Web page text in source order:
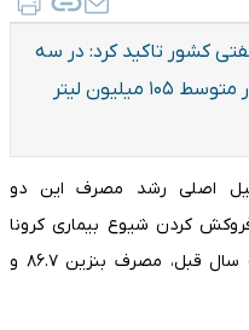
کشور تاکید کرد: در سه
ماهه تابستان امسال روزانه به طور متوسط ۱۰۵ میلیون لیتر
دلیل اصلی رشد مصرف این دو
کردن شیوع بیماری کرونا
اعلام کرد و گفت: در سه ماهه مشابه سال قبل، مصرف بنزین ۸۶.۷ و